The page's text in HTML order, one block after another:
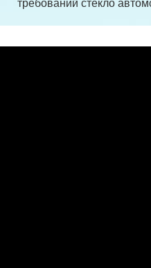
требований стекло